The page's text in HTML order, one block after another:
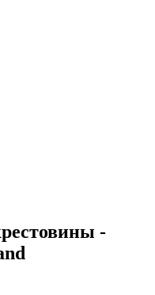
-